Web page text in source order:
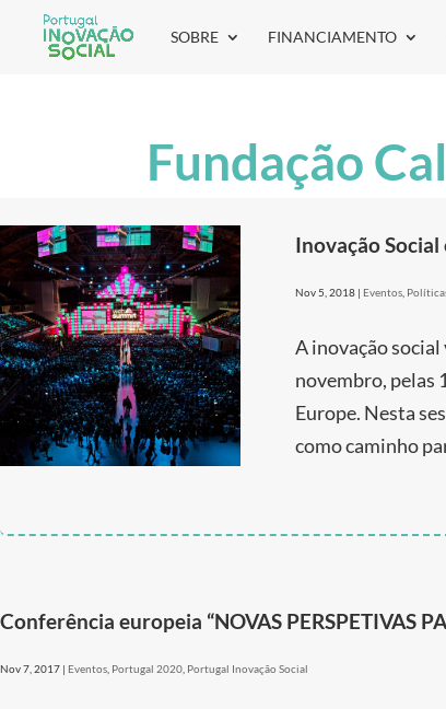
SOBRE FINANCIAMENTO
Fundação
Inovação
Nov 5, 2018 | Eventos
A inovação
novembro, pelas
Europe. Nesta
como caminho
Conferência europeia “NOVAS PERSPETIVAS
Nov 7, 2017 | Eventos Portugal 2020 Portugal Inovação Social